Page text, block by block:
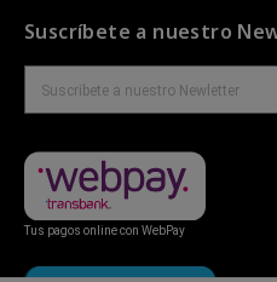
Suscríbete a nuestro
Tus pagos online con WebPay